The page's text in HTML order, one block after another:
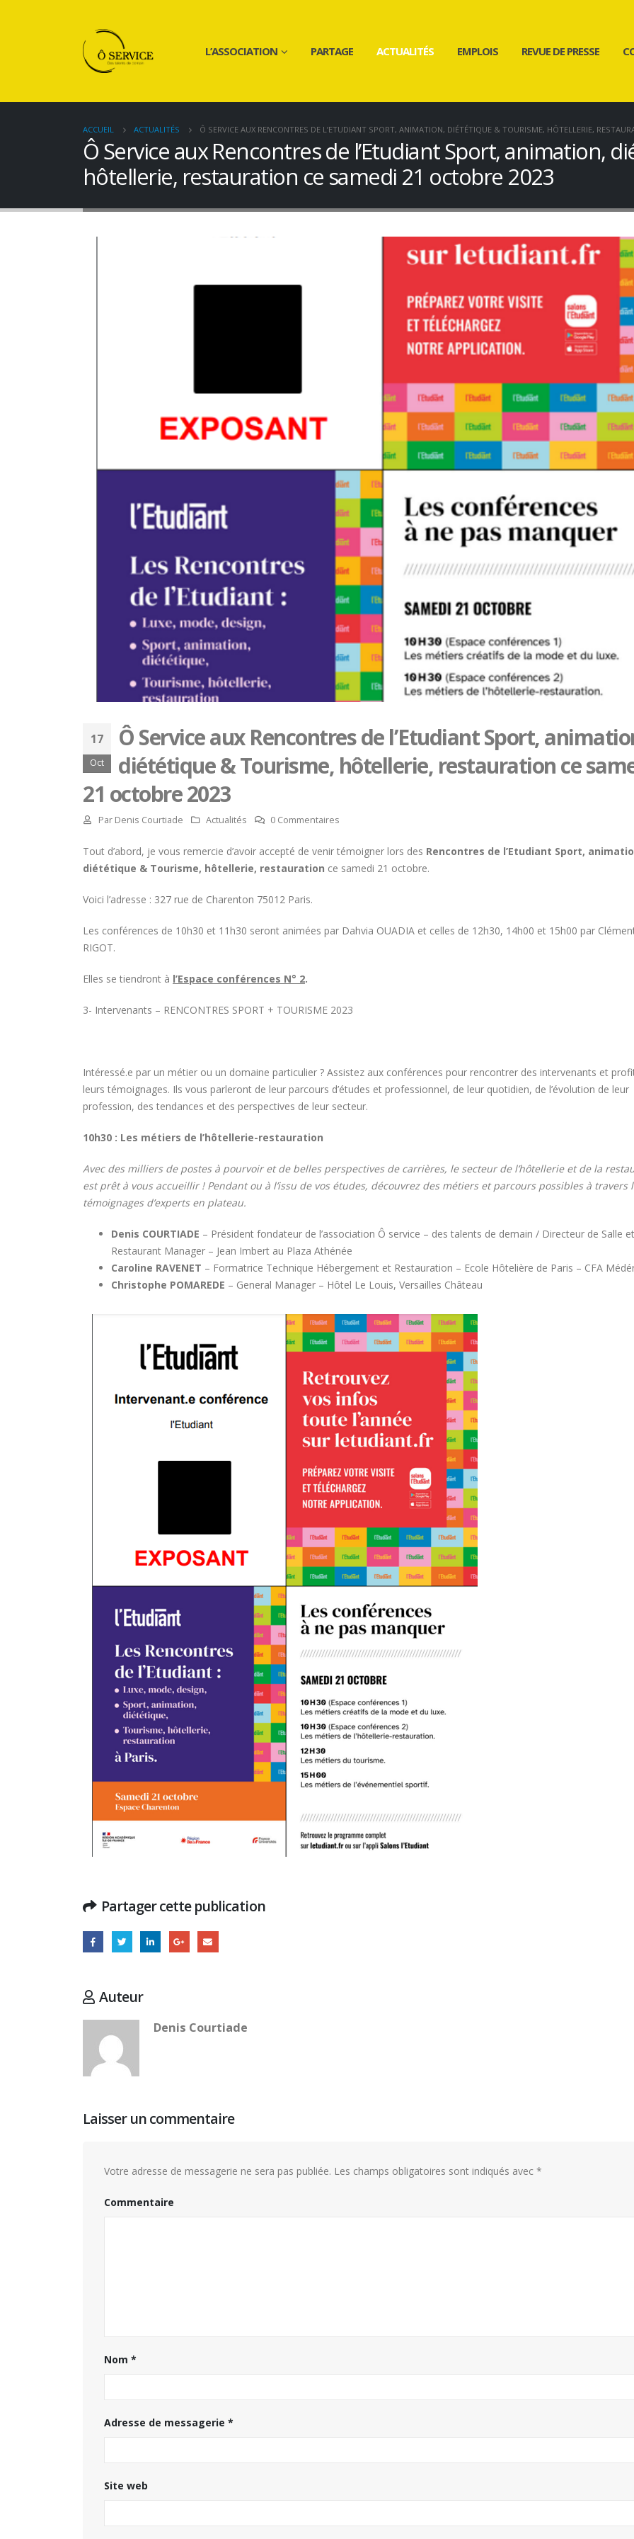
L’ASSOCIATION PARTAGE ACTUALITÉS EMPLOIS REVUE DE PRESSE
ACCUEIL ACTUALITÉS Ô SERVICE AUX RENCONTRES DE L’ETUDIANT SPORT, ANIMATION, DIÉTÉTIQUE & TOURISME, HÔTELLERIE,
Ô Service aux Rencontres de l’Etudiant Sport, animation,
hôtellerie, restauration ce samedi 21 octobre 2023
17
Oct
Ô Service aux Rencontres de l’Etudiant Sport,
diététique & Tourisme, hôtellerie, restauration ce
21 octobre 2023
Par Denis Courtiade Actualités 0 Commentaires
Tout d’abord, je vous remercie d’avoir accepté de venir témoigner lors des Rencontres de l’Etudiant Sport,
diététique & Tourisme, hôtellerie, restauration ce samedi 21 octobre.
Voici l’adresse : 327 rue de Charenton 75012 Paris.
Les conférences de 10h30 et 11h30 seront animées par Dahvia OUADIA et celles de 12h30, 14h00 et 15h00 par
RIGOT.
Elles se tiendront à l’Espace conférences N° 2.
3- Intervenants – RENCONTRES SPORT + TOURISME 2023
Intéressé.e par un métier ou un domaine particulier ? Assistez aux conférences pour rencontrer des intervenants et
leurs témoignages. Ils vous parleront de leur parcours d’études et professionnel, de leur quotidien, de l’évolution de leur
profession, des tendances et des perspectives de leur secteur.
10h30 : Les métiers de l’hôtellerie-restauration
Avec des milliers de postes à pourvoir et de belles perspectives de carrières, le secteur de l’hôtellerie et de la
est prêt à vous accueillir ! Pendant ou à l’issu de vos études, découvrez des métiers et parcours possibles à travers
témoignages d’experts en plateau.
Denis COURTIADE – Président fondateur de l’association Ô service – des talents de demain / Directeur de Salle et
Restaurant Manager – Jean Imbert au Plaza Athénée
Caroline RAVENET – Formatrice Technique Hébergement et Restauration – Ecole Hôtelière de Paris – CFA
Christophe POMAREDE – General Manager – Hôtel Le Louis, Versailles Château
Partager cette publication
Auteur
Denis Courtiade
Laisser un commentaire
Votre adresse de messagerie ne sera pas publiée. Les champs obligatoires sont indiqués avec *
Commentaire
Nom *
Adresse de messagerie *
Site web
maitre d’hôtel, à la résidence
Canada
« CSR » 2026 : le palmarès
Hyacinthe Lescoët (The
Cambridge Public House, Little
Red Door) : « L’accueil reste
notre plus grande valeur ajoutée »
2027 : les douze demi-
L’Orangerie du George V à
Serge Dubs, meilleur
sommelier du monde, part à
la retraite après plus de 50
ans de service
maitre d’hôtel, à la
du premier ministre du
Hyacinthe Lescoët (The
Cambridge Public